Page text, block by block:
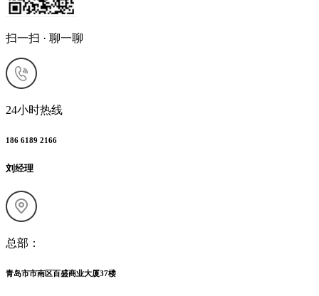
扫一扫 · 聊一聊
24小时热线
186 6189 2166
刘经理
总部：
青岛市市南区百盛商业大厦37楼